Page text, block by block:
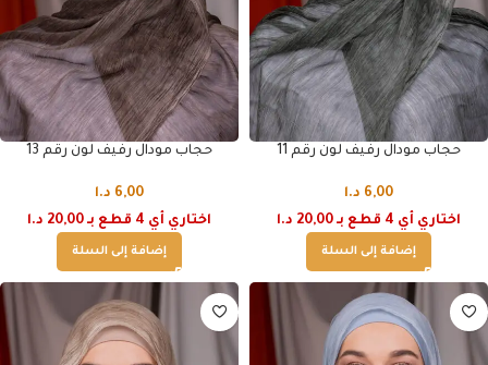
حجاب مودال رفيف لون رقم 11
6,00 د.ا
اختاري أي 4 قطع بـ 20,00 د.ا
إضافة إلى السلة
حجاب مودال رفيف لون رقم 13
6,00 د.ا
اختاري أي 4 قطع بـ 20,00 د.ا
إضافة إلى السلة